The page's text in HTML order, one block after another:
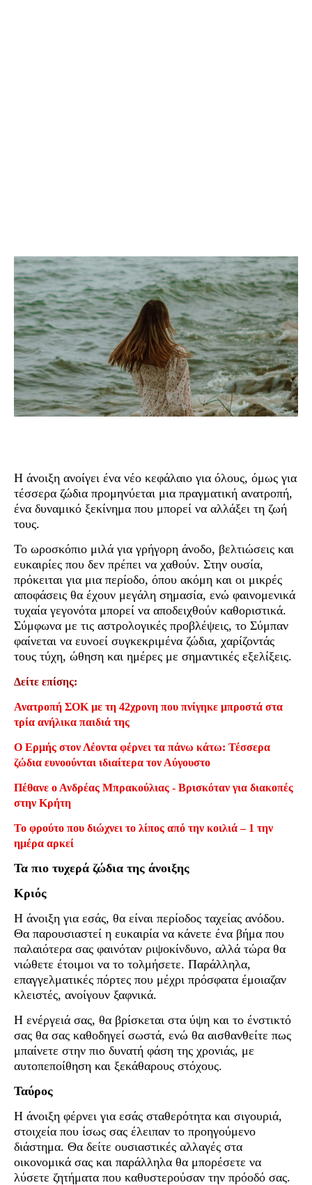
Η άνοιξη ανοίγει ένα νέο κεφάλαιο για όλους, όμως για
τέσσερα ζώδια προμηνύεται μια πραγματική ανατροπή,
ένα δυναμικό ξεκίνημα που μπορεί να αλλάξει τη ζωή
τους.
Το ωροσκόπιο μιλά για γρήγορη άνοδο, βελτιώσεις και
ευκαιρίες που δεν πρέπει να χαθούν. Στην ουσία,
πρόκειται για μια περίοδο, όπου ακόμη και οι μικρές
αποφάσεις θα έχουν μεγάλη σημασία, ενώ φαινομενικά
τυχαία γεγονότα μπορεί να αποδειχθούν καθοριστικά.
Σύμφωνα με τις αστρολογικές προβλέψεις, το Σύμπαν
φαίνεται να ευνοεί συγκεκριμένα ζώδια, χαρίζοντάς
τους τύχη, ώθηση και ημέρες με σημαντικές εξελίξεις.
Δείτε επίσης:
Ανατροπή ΣΟΚ με τη 42χρονη που πνίγηκε μπροστά στα
τρία ανήλικα παιδιά της
Ο Ερμής στον Λέοντα φέρνει τα πάνω κάτω: Τέσσερα
ζώδια ευνοούνται ιδιαίτερα τον Αύγουστο
Πέθανε ο Ανδρέας Μπρακούλιας - Βρισκόταν για διακοπές
στην Κρήτη
Το φρούτο που διώχνει το λίπος από την κοιλιά – 1 την
ημέρα αρκεί
Τα πιο τυχερά ζώδια της άνοιξης
Κριός
Η άνοιξη για εσάς, θα είναι περίοδος ταχείας ανόδου.
Θα παρουσιαστεί η ευκαιρία να κάνετε ένα βήμα που
παλαιότερα σας φαινόταν ριψοκίνδυνο, αλλά τώρα θα
νιώθετε έτοιμοι να το τολμήσετε. Παράλληλα,
επαγγελματικές πόρτες που μέχρι πρόσφατα έμοιαζαν
κλειστές, ανοίγουν ξαφνικά.
Η ενέργειά σας, θα βρίσκεται στα ύψη και το ένστικτό
σας θα σας καθοδηγεί σωστά, ενώ θα αισθανθείτε πως
μπαίνετε στην πιο δυνατή φάση της χρονιάς, με
αυτοπεποίθηση και ξεκάθαρους στόχους.
Ταύρος
Η άνοιξη φέρνει για εσάς σταθερότητα και σιγουριά,
στοιχεία που ίσως σας έλειπαν το προηγούμενο
διάστημα. Θα δείτε ουσιαστικές αλλαγές στα
οικονομικά σας και παράλληλα θα μπορέσετε να
λύσετε ζητήματα που καθυστερούσαν την πρόοδό σας.